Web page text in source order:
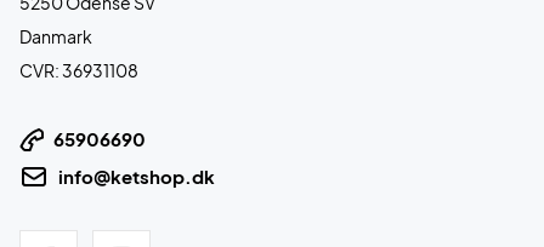
Danmark
CVR: 36931108
65906690
info@ketshop.dk